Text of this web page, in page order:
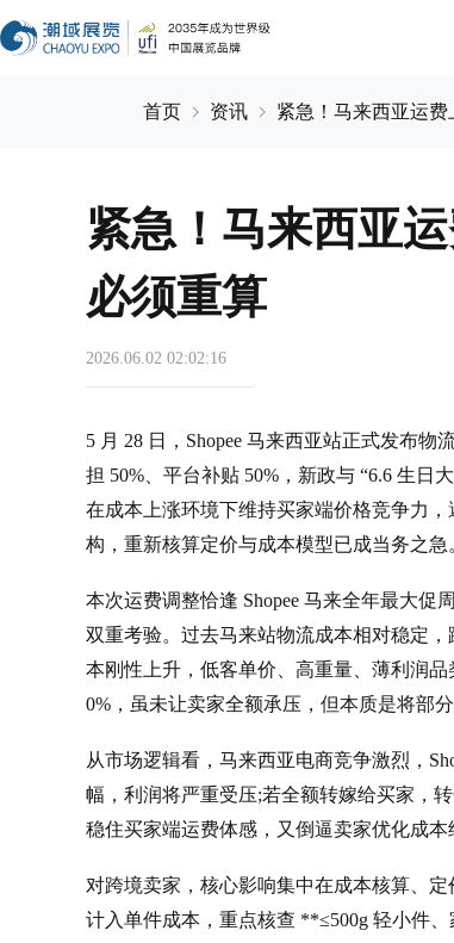
首页 资讯 紧急！马来西亚运
紧急！马来西亚
必须重算
2026.06.02 02:02:16
5 月 28 日，Shopee 马来西亚站正式发布
担 50%、平台补贴 50%，新政与 “6.6 生日
在成本上涨环境下维持买家端价格竞争力
构，重新核算定价与成本模型已成当务之急
本次运费调整恰逢 Shopee 马来全年最大
双重考验。过去马来站物流成本相对稳定
本刚性上升，低客单价、高重量、薄利润
0%，虽未让卖家全额承压，但本质是将部
从市场逻辑看，马来西亚电商竞争激烈，
幅，利润将严重受压;若全额转嫁给买家，
稳住买家端运费体感，又倒逼卖家优化成本
对跨境卖家，核心影响集中在成本核算、
计入单件成本，重点核查 **≤500g 轻小件